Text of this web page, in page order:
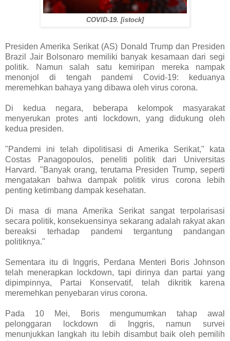
COVID-19. [istock]
Presiden Amerika Serikat (AS) Donald Trump dan Presiden
Brazil Jair Bolsonaro memiliki banyak kesamaan dari segi
politik. Namun salah satu kemiripan mereka nampak
menonjol di tengah pandemi Covid-19: keduanya
meremehkan bahaya yang dibawa oleh virus corona.
Di kedua negara, beberapa kelompok masyarakat
menyerukan protes anti lockdown, yang didukung oleh
kedua presiden.
"Pandemi ini telah dipolitisasi di Amerika Serikat," kata
Costas Panagopoulos, peneliti politik dari Universitas
Harvard. "Banyak orang, terutama Presiden Trump, seperti
mengatakan bahwa dampak politik virus corona lebih
penting ketimbang dampak kesehatan.
Di masa di mana Amerika Serikat sangat terpolarisasi
secara politik, konsekuensinya sekarang adalah rakyat akan
bereaksi terhadap pandemi tergantung pandangan
politiknya."
Sementara itu di Inggris, Perdana Menteri Boris Johnson
telah menerapkan lockdown, tapi dirinya dan partai yang
dipimpinnya, Partai Konservatif, telah dikritik karena
meremehkan penyebaran virus corona.
Pada 10 Mei, Boris mengumumkan tahap awal
pelonggaran lockdown di Inggris, namun survei
menunjukkan langkah itu lebih disambut baik oleh pemilih